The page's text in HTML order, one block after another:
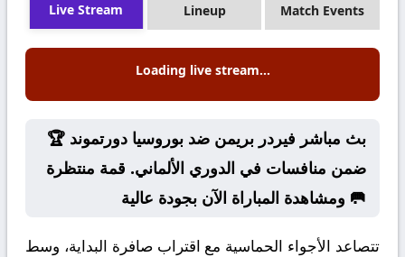
Live Stream Lineup Match Events
Loading live stream...
🏆 بث مباشر فيردر بريمن ضد بوروسيا دورتموند
ضمن منافسات في الدوري الألماني. قمة منتظرة
ومشاهدة المباراة الآن بجودة عالية 🥅
تتصاعد الأجواء الحماسية مع اقتراب صافرة البداية، وسط